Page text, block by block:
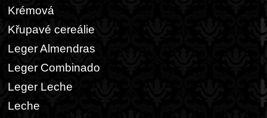
Krémová
Křupavé cereálie
Leger Almendras
Leger Combinado
Leger Leche
Leche